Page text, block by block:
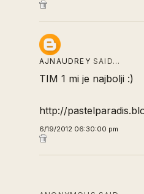
AJNAUDREY SAID…
TIM 1 mi je najbolji :)
http://
6/19/2012 06:30:00 pm